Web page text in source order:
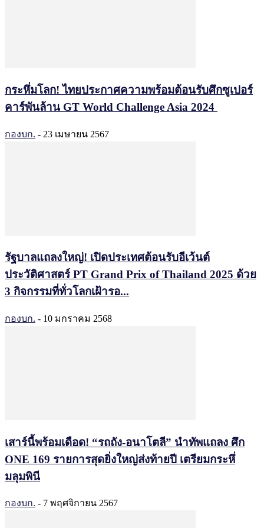
กระหึ่มโลก! ไทยประกาศความพร้อมต้อนรับศึกซูเปอร์
คาร์พันล้าน GT World Challenge Asia 2024
กองบก. - 23 เมษายน 2567
รัฐบาลแถลงใหญ่! เปิดประเทศต้อนรับอีเว้นต์
ประวัติศาสตร์ PT Grand Prix of Thailand 2025 ด้วย
3 กิจกรรมที่ทั่วโลกเฝ้ารอ...
กองบก. - 10 มกราคม 2568
เสาร์นี้พร้อมเดือด! “รถถัง-อนาโตลี” นำทัพแถลง ศึก
ONE 169 รายการสุดยิ่งใหญ่ส่งท้ายปี เตรียมกระหึ่
มลุมพินี
กองบก. - 7 พฤศจิกายน 2567